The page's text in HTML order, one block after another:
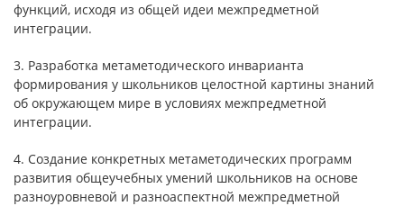
функций, исходя из общей идеи межпредметной
интеграции.
3. Разработка метаметодического инварианта
формирования у школьников целостной картины знаний
об окружающем мире в условиях межпредметной
интеграции.
4. Создание конкретных метаметодических программ
развития общеучебных умений школьников на основе
разноуровневой и разноаспектной межпредметной